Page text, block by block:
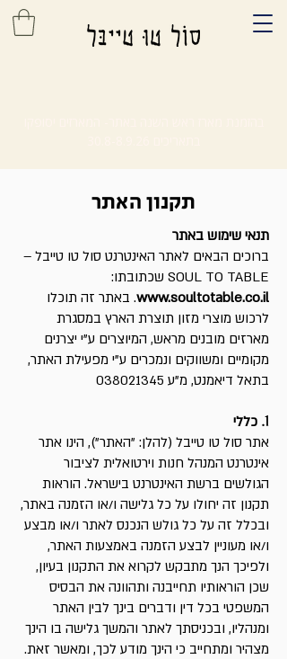
תקנון האתר
תנאי שימוש באתר
ברוכים הבאים לאתר האינטרנט סול טו טייבל –
SOUL TO TABLE שכתובתו:
www.soultotable.co.il. באתר זה תוכלו
לרכוש מוצרי מזון תוצרת הארץ במסגרת
מארזים מובנים מראש, המיוצרים ע"י יצרנים
מקומיים ומשווקים ונמכרים ע"י מפעילת האתר,
בתאל דיאמנט, מ"ע 038021345
1. כללי
אתר סול טו טייבל (להלן: "האתר"), הינו אתר
אינטרנט המנהל חנות וירטואלית לציבור
הגולשים ברשת האינטרנט בישראל. הוראות
תקנון זה יחולו על כל גלישה ו/או הזמנה באתר,
ובכלל זה על כל גולש הנכנס לאתר ו/או מבצע
ו/או מעוניין לבצע הזמנה באמצעות האתר,
ולפיכך הנך מתבקש לקרוא את התקנון בעיון,
שכן הוראותיו תחייבנה ותהוונה את הבסיס
המשפטי בכל דין ודברים בינך לבין האתר
ומנהליו, ובכניסתך לאתר והמשך גלישה בו הינך
מצהיר ומתחייב כי הינך מודע לכך, ומאשר זאת.